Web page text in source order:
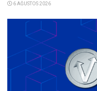
6 AĞUSTOS 2026